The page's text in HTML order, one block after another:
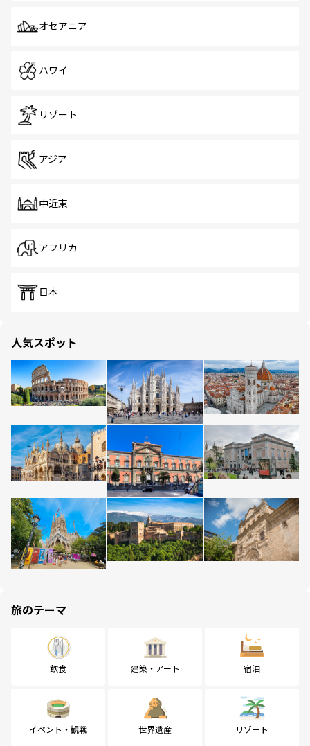
オセアニア
ハワイ
リゾート
アジア
中近東
アフリカ
日本
人気スポット
旅のテーマ
飲食 建築・アート 宿泊
イベント・観戦 世界遺産 リゾート